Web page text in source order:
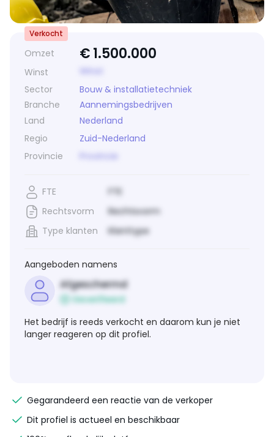
Omzet €1.500.000
Winst
Sector
Bouw & installatietechniek
Branche
Aannemingsbedrijven
Land
Nederland
Regio
Zuid-Nederland
Provincie
Provincie
Verkocht
FTE
FTE
Rechtsvorm
Rechtsvorm
Type klanten
Klanttype
Aangeboden namens
Afgeschermd
Geverifieerd
Het bedrijf is reeds verkocht en daarom kun je niet
langer reageren op dit profiel.
Gegarandeerd een reactie van de verkoper
Dit profiel is actueel en beschikbaar